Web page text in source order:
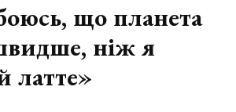
що планета
ніж я
латте»